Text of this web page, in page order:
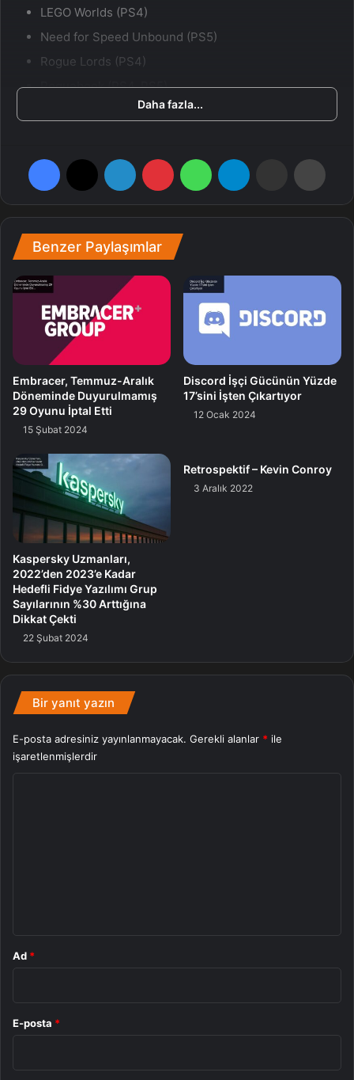
LEGO Worlds (PS4)
Need for Speed Unbound (PS5)
Rogue Lords (PS4)
Roguebook (PS4, PS5)
Tales of Arise (PS4, PS5)
The Outer Worlds: Spacer’s Choice Edition (PS5)
Bunların yanında bir de PS klasikleri kataloğuna eklenecek
oyunlar var. Onlar da şöyle sıralanıyor:
Jet Rider 2 (PS4, PS5)
Resistance: Retribution (PS4, PS5)
Tales of Symphonia (PS4, PS5)
Tales of Vesperia (PS4, PS5)
Listedeki oyunlar20 Şubat’tan itibaren indirilebilir olacak.
Başta da belirttiğim üzere, bana nazaran pek hoş bir liste
olmuş. PS Plus, Şubat ayında abonelerinin yüzünü
güldürüyor diyebiliriz. Mart ayında nasıl bir liste bizleri
Daha fazla...
Benzer Paylaşımlar
Embracer, Temmuz-Aralık
Döneminde Duyurulmamış
29 Oyunu İptal Etti
15 Şubat 2024
Discord İşçi Gücünün Yüzde
17’sini İşten Çıkartıyor
12 Ocak 2024
Kaspersky Uzmanları,
2022’den 2023’e Kadar
Hedefli Fidye Yazılımı Grup
Sayılarının %30 Arttığına
Dikkat Çekti
22 Şubat 2024
Retrospektif – Kevin Conroy
3 Aralık 2022
Bir yanıt yazın
E-posta adresiniz yayınlanmayacak. Gerekli alanlar * ile
işaretlenmişlerdir
Ad *
E-posta *